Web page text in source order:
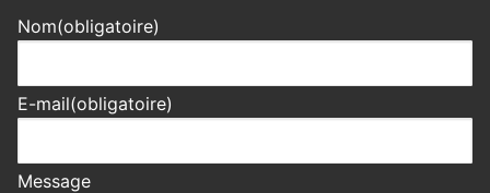
Nom(obligatoire)
E-mail(obligatoire)
Message